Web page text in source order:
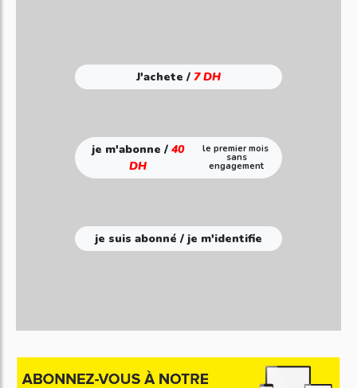
J'achete / 7 DH
je m'abonne /40
DH
le premier mois
sans
engagement
je suis abonné / je m'identifie